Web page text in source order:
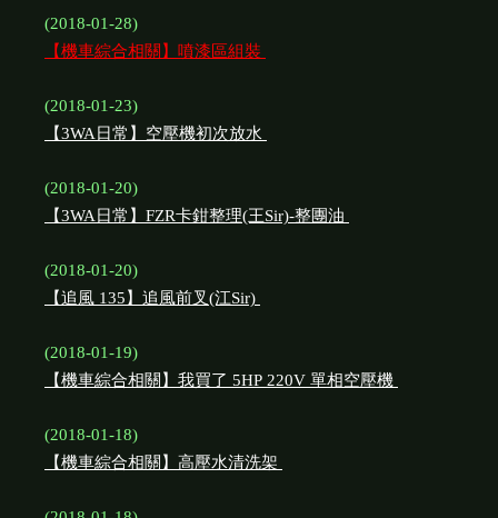
(2018-01-28)
【機車綜合相關】噴漆區組裝
(2018-01-23)
【3WA日常】空壓機初次放水
(2018-01-20)
【3WA日常】FZR卡鉗整理(王Sir)-整團油
(2018-01-20)
【追風 135】追風前叉(江Sir)
(2018-01-19)
【機車綜合相關】我買了 5HP 220V 單相空壓機
(2018-01-18)
【機車綜合相關】高壓水清洗架